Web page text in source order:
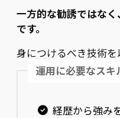
一方的な勧誘ではな
です。
身につけるべき技術を
運用に必要なスキ
経歴から強み